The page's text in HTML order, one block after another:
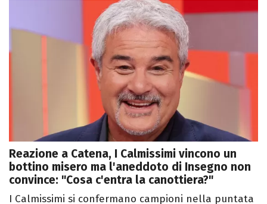
Reazione a Catena, I Calmissimi vincono un
bottino misero ma l'aneddoto di Insegno non
convince: "Cosa c'entra la canottiera?"
I Calmissimi si confermano campioni nella puntata